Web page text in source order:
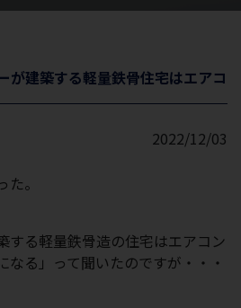
が建築する軽量鉄骨住宅はエアコ
2022/12/03
。
する軽量鉄骨造の住宅はエアコン
なる」って聞いたのですが・・・